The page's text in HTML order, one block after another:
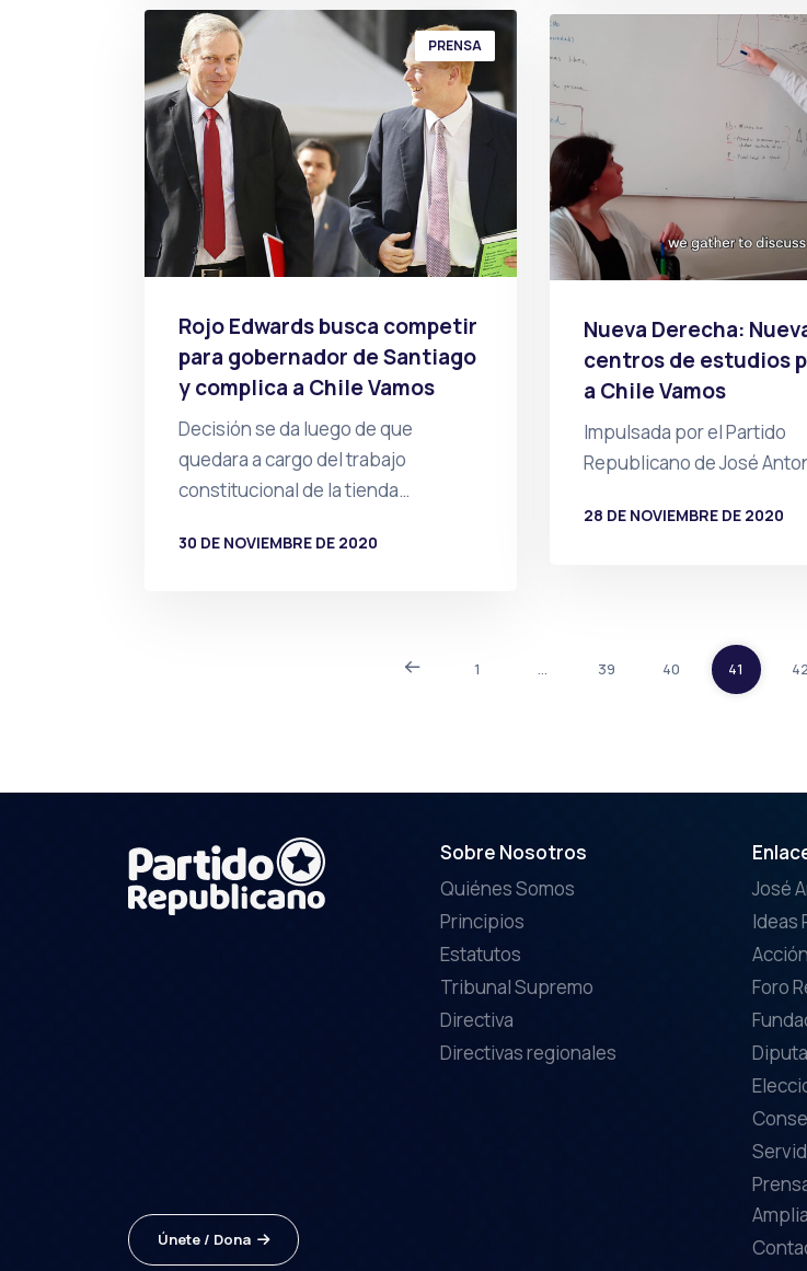
PRENSA
Rojo Edwards busca competir
para gobernador de Santiago
y complica a Chile Vamos
Decisión se da luego de que
quedara a cargo del trabajo
constitucional de la tienda…
30 DE NOVIEMBRE DE 2020
Nueva Derecha:
centros de estudios
a Chile Vamos
Impulsada por el Partido
Republicano de José
28 DE NOVIEMBRE DE 2020
1 … 39 40 41 42
Únete / Dona
Sobre Nosotros
Quiénes Somos
Principios
Estatutos
Tribunal Supremo
Directiva
Directivas regionales
José
Ideas
Foro